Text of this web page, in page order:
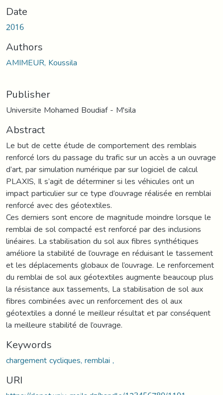
Date
2016
Authors
AMIMEUR, Koussila
Publisher
Universite Mohamed Boudiaf - M'sila
Abstract
Le but de cette étude de comportement des remblais
renforcé lors du passage du trafic sur un accès a un ouvrage
d’art, par simulation numérique par sur logiciel de calcul
PLAXIS, Il s’agit de déterminer si les véhicules ont un
impact particulier sur ce type d’ouvrage réalisée en remblai
renforcé avec des géotextiles.
Ces derniers sont encore de magnitude moindre lorsque le
remblai de sol compacté est renforcé par des inclusions
linéaires. La stabilisation du sol aux fibres synthétiques
améliore la stabilité de l’ouvrage en réduisant le tassement
et les déplacements globaux de l’ouvrage. Le renforcement
du remblai de sol aux géotextiles augmente beaucoup plus
la résistance aux tassements, La stabilisation de sol aux
fibres combinées avec un renforcement des ol aux
géotextiles a donné le meilleur résultat et par conséquent
la meilleure stabilité de l’ouvrage.
Keywords
chargement cycliques, remblai ,
URI